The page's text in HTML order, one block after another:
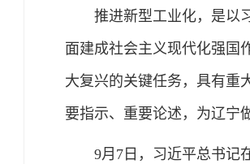
推进新型工业化，是以
面建成社会主义现代化强国
大复兴的关键任务，具有重
要指示、重要论述，为辽宁
9月7日，习近平总书记